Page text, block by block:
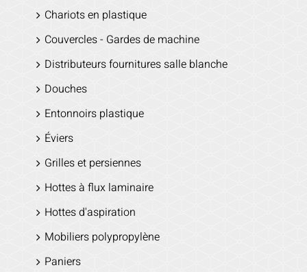
Chariots en plastique
Couvercles - Gardes de machine
Distributeurs fournitures salle blanche
Douches
Entonnoirs plastique
Éviers
Grilles et persiennes
Hottes à flux laminaire
Hottes d'aspiration
Mobiliers polypropylène
Paniers